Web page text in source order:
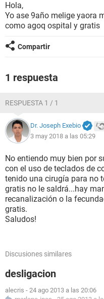
BIENESTAR
Hola,
Yo ase 9año melige yaora
como agoq ospital y gratis
Compartir
1 respuesta
RESPUESTA 1 / 1
Dr. Joseph Exebio
3 may 2018 a las 05:29
No entiendo muy bien por
con el uso de teclados de
tenido una cirugía para no
gratis no le saldrá...hay
recanalización o la
gratis.
Saludos!
Discusiones similares
desligacion
alecris - 24 ago 2013 a las 20:06